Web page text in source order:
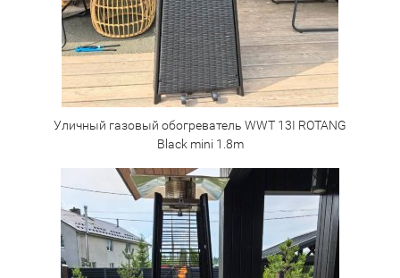
Уличный газовый обогреватель WWT 13I ROTANG
Black mini 1.8m